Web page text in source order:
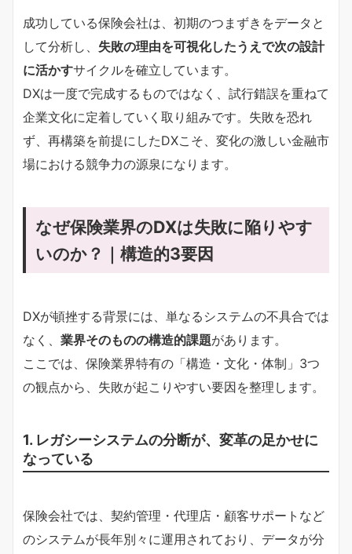
成功している保険会社は、初期のつまずきをデータと
して分析し、 失敗の理由を可視化したうえで次の設計
に活かすサイクルを確立しています。
DXは一度で完成するものではなく、試行錯誤を重ねて
企業文化に定着していく取り組みです。失敗を恐れ
ず、再構築を前提にしたDXこそ、変化の激しい金融市
場における競争力の源泉になります。
なぜ保険業界のDXは失敗に陥りやす
いのか？｜構造的3要因
DXが頓挫する背景には、単なるシステムの不具合では
なく、 業界そのものの構造的課題があります。
ここでは、保険業界特有の「構造・文化・体制」3つ
の観点から、失敗が起こりやすい要因を整理します。
1. レガシーシステムの分断が、変革の足かせに
なっている
保険会社では、契約管理・代理店・顧客サポートなど
のシステムが長年別々に運用されており、データが分